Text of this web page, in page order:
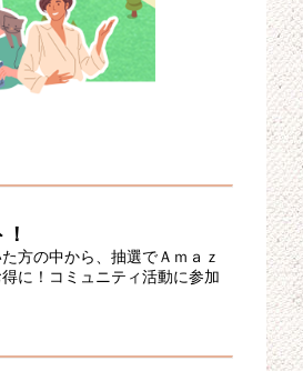
方の中から、抽選でＡｍａｚ
に！コミュニティ活動に参加